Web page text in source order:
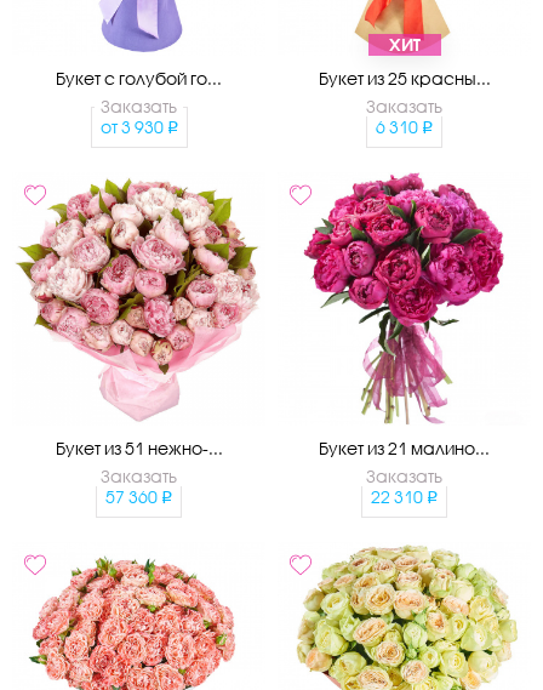
Букет с голубой го...
Заказать
от 3 930
ХИТ
Букет из 25 красны...
Заказать
6 310
Букет из 51 нежно-...
Заказать
57 360
Букет из 21 малино...
Заказать
22 310